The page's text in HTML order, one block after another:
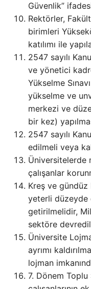
Güvenlik”
Rektörler,
birimleri
katılımı ile
2547 sayılı
ve yönetici
Yükselme
yükselme ve
merkezi ve
bir kez)
2547 sayılı
edilmeli veya
Üniversitelerde
çalışanlar
Kreş ve gündüz
yeterli düzeyde
getirilmelidir,
sektöre
Üniversite
ayrımı
lojman
7. Dönem Toplu